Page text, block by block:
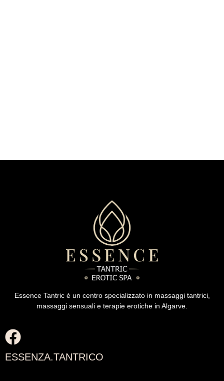
Essence Tantric è un centro specializzato in massaggi tantrici,
massaggi sensuali e terapie erotiche in Algarve.
ESSENZA.TANTRICO